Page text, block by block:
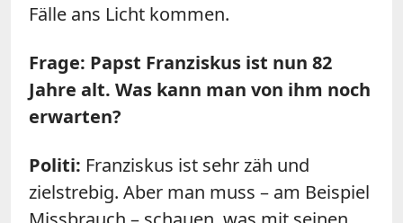
Fälle ans Licht kommen.
Frage: Papst Franziskus ist nun 82
Jahre alt. Was kann man von ihm noch
erwarten?
Politi: Franziskus ist sehr zäh und
zielstrebig. Aber man muss – am Beispiel